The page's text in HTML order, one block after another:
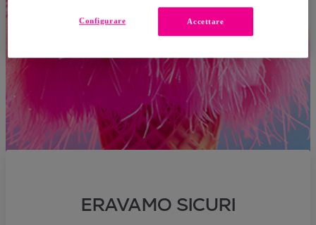
ERAVAMO SICURI
Accettare
Configurare